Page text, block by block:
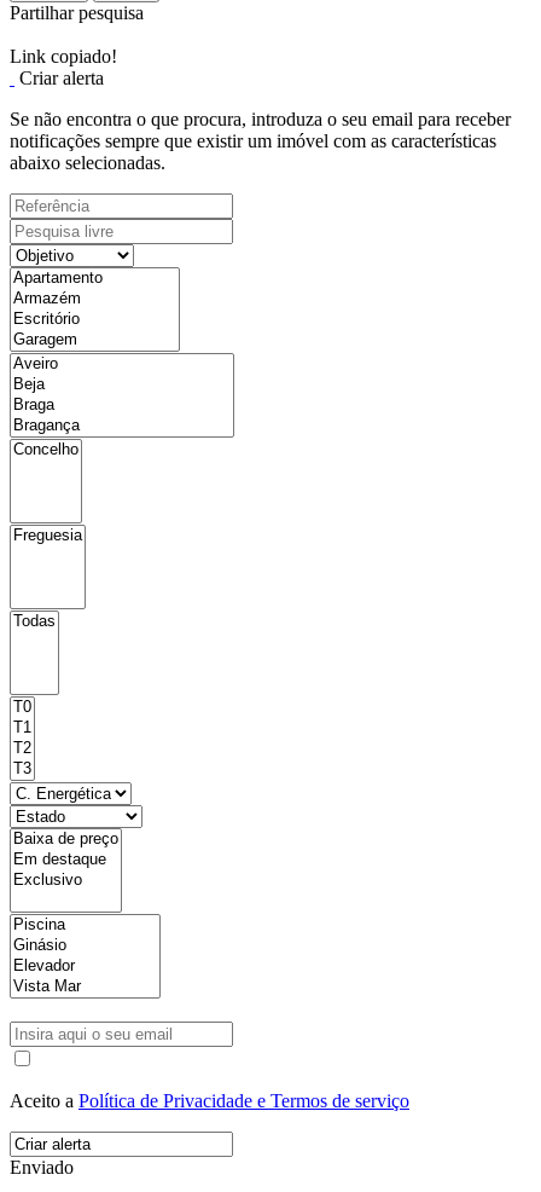
Partilhar pesquisa
Link copiado!
Criar alerta
Se não encontra o que procura, introduza o seu email para receber
notificações sempre que existir um imóvel com as características
abaixo selecionadas.
Aceito a Política de Privacidade e Termos de serviço
Enviado